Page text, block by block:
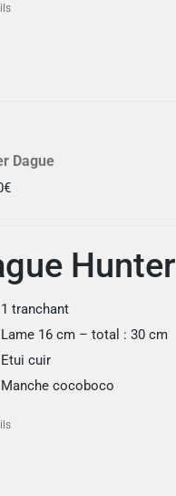
Dague
€
Hunter
1 tranchant
Lame 16 cm – total : 30 cm
Etui cuir
Manche cocoboco